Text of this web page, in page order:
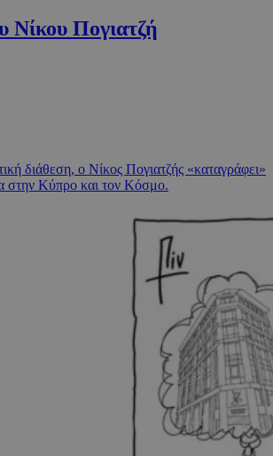
Νίκου Πογιατζή
διάθεση, ο Νίκος Πογιατζής «καταγράφει»
στην Κύπρο και τον Κόσμο.